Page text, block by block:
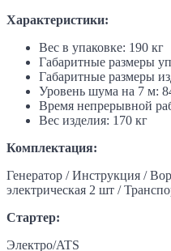
Характеристики:
Вес в упаковке: 190 кг
Габаритные размеры
Габаритные размеры
Уровень шума на 7 м:
Время непрерывной
Вес изделия: 170 кг
Комплектация:
Генератор / Инструкция /
электрическая 2 шт /
Стартер:
Электро/ATS